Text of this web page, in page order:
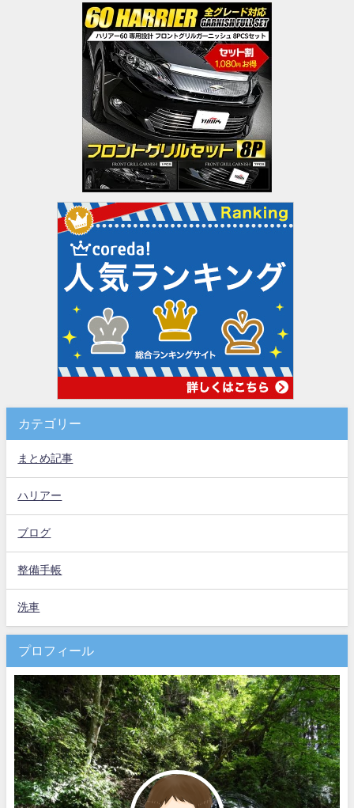
カテゴリー
まとめ記事
ハリアー
ブログ
整備手帳
洗車
プロフィール